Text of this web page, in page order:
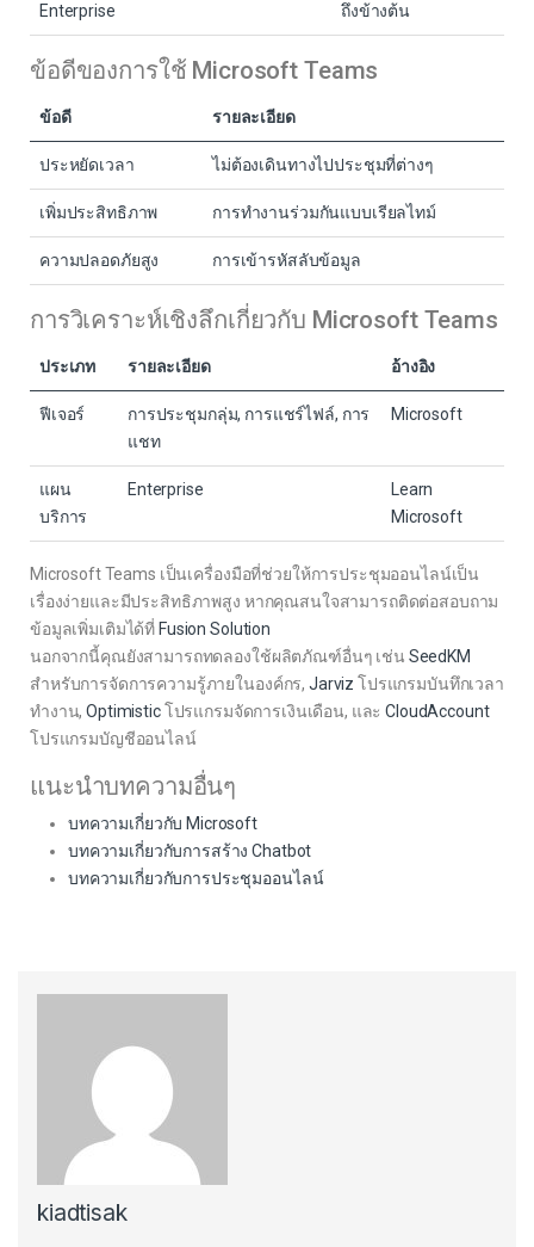
Enterprise
ถึงข้างต้น
ข้อดีของการใช้ Microsoft Teams
ข้อดี รายละเอียด
ประหยัดเวลา ไม่ต้องเดินทางไปประชุมที่ต่างๆ
เพิ่มประสิทธิภาพ การทำงานร่วมกันแบบเรียลไทม์
ความปลอดภัยสูง การเข้ารหัสลับข้อมูล
การวิเคราะห์เชิงลึกเกี่ยวกับ Microsoft Teams
ประเภท รายละเอียด อ้างอิง
ฟีเจอร์
การประชุมกลุ่ม, การแชร์ไฟล์, การ
แชท
Microsoft
แผน
บริการ
Enterprise
Learn
Microsoft
Microsoft Teams เป็นเครื่องมือที่ช่วยให้การประชุมออนไลน์เป็น
เรื่องง่ายและมีประสิทธิภาพสูง หากคุณสนใจสามารถติดต่อสอบถาม
ข้อมูลเพิ่มเติมได้ที่ Fusion Solution
นอกจากนี้คุณยังสามารถทดลองใช้ผลิตภัณฑ์อื่นๆ เช่น SeedKM
สำหรับการจัดการความรู้ภายในองค์กร, Jarviz โปรแกรมบันทึกเวลา
ทำงาน,Optimisticโปรแกรมจัดการเงินเดือน, และCloudAccount
โปรแกรมบัญชีออนไลน์
แนะนำบทความอื่นๆ
บทความเกี่ยวกับ Microsoft
บทความเกี่ยวกับการสร้าง Chatbot
บทความเกี่ยวกับการประชุมออนไลน์
kiadtisak